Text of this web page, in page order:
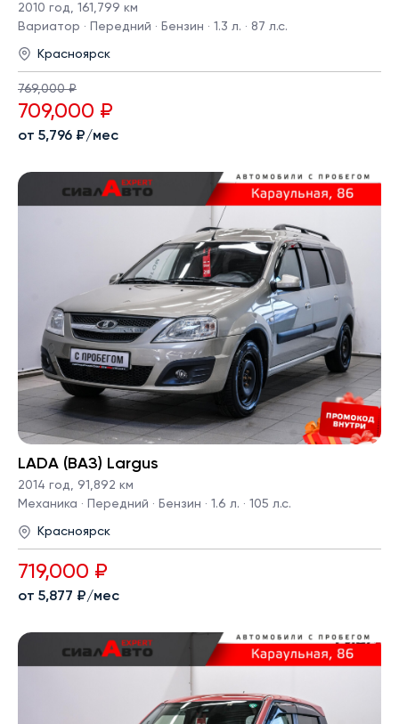
2010 год, 161,799 км
Вариатор · Передний · Бензин · 1.3 л. · 87 л.с.
Красноярск
769,000 ₽
709,000 ₽
от 5,796 ₽/мес
LADA (ВАЗ) Largus
2014 год, 91,892 км
Механика · Передний · Бензин · 1.6 л. · 105 л.с.
Красноярск
719,000 ₽
от 5,877 ₽/мес